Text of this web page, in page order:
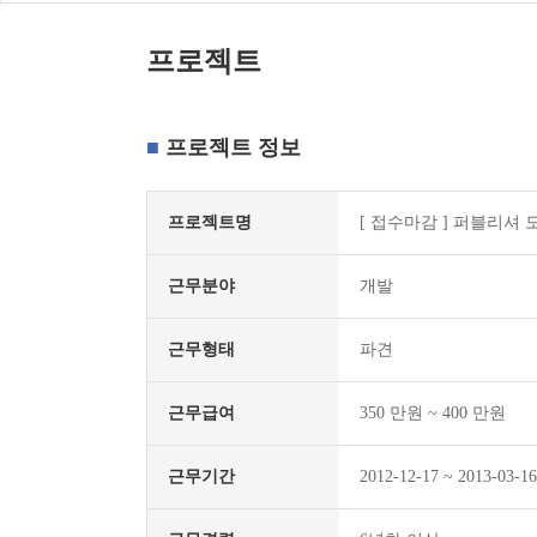
프로젝트
프로젝트 정보
프로젝트명 [ 접수마감 ] 퍼블리셔
근무분야 개발
근무형태 파견
근무급여 350 만원 ~ 400 만원
근무기간 2012-12-17 ~ 2013-03-16